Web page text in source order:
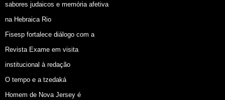
sabores judaicos e memória afetiva
na Hebraica Rio
Fisesp fortalece diálogo com a
Revista Exame em visita
institucional à redação
O tempo e a tzedaká
Homem de Nova Jersey é